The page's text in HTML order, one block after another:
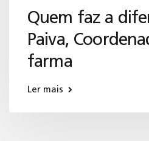
Quem faz a
Paiva,
farma
Ler mais